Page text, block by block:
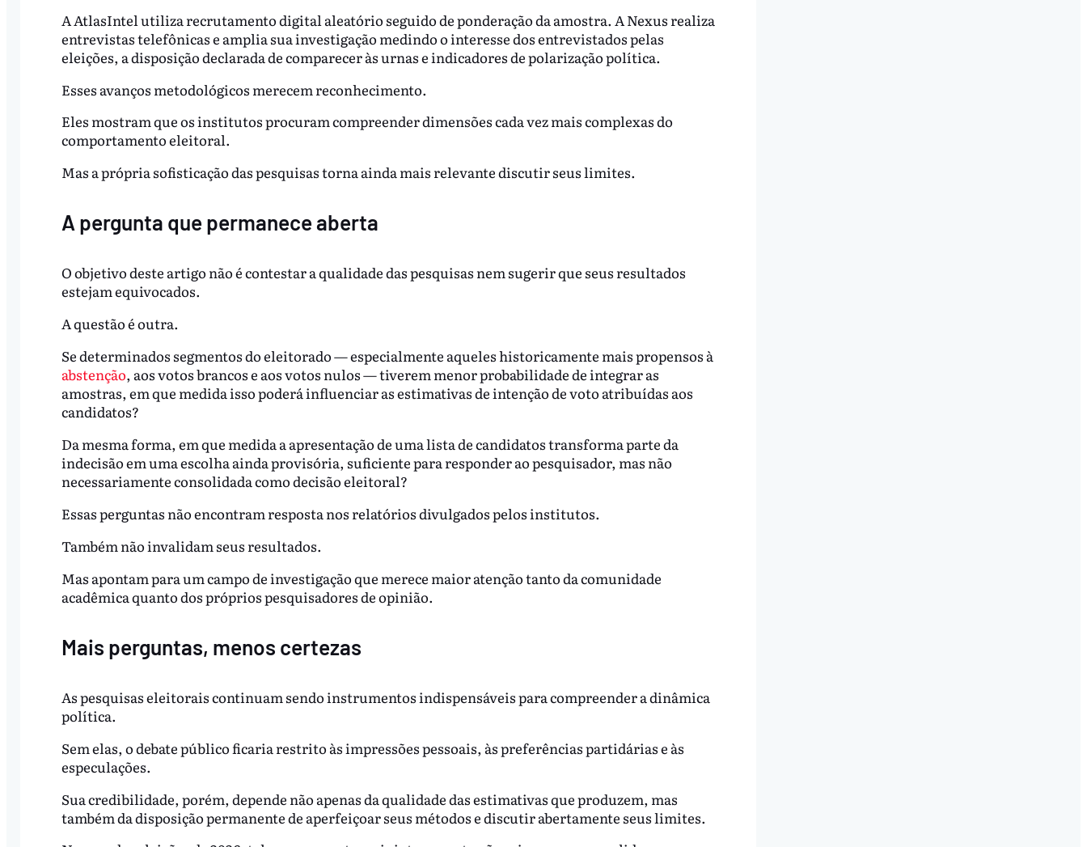
A AtlasIntel utiliza recrutamento digital aleatório seguido de ponderação da amostra. A Nexus realiza
entrevistas telefônicas e amplia sua investigação medindo o interesse dos entrevistados pelas
eleições, a disposição declarada de comparecer às urnas e indicadores de polarização política.
Esses avanços metodológicos merecem reconhecimento.
Eles mostram que os institutos procuram compreender dimensões cada vez mais complexas do
comportamento eleitoral.
Mas a própria sofisticação das pesquisas torna ainda mais relevante discutir seus limites.
A pergunta que permanece aberta
O objetivo deste artigo não é contestar a qualidade das pesquisas nem sugerir que seus resultados
estejam equivocados.
A questão é outra.
Se determinados segmentos do eleitorado — especialmente aqueles historicamente mais propensos à
abstenção, aos votos brancos e aos votos nulos — tiverem menor probabilidade de integrar as
amostras, em que medida isso poderá influenciar as estimativas de intenção de voto atribuídas aos
candidatos?
Da mesma forma, em que medida a apresentação de uma lista de candidatos transforma parte da
indecisão em uma escolha ainda provisória, suficiente para responder ao pesquisador, mas não
necessariamente consolidada como decisão eleitoral?
Essas perguntas não encontram resposta nos relatórios divulgados pelos institutos.
Também não invalidam seus resultados.
Mas apontam para um campo de investigação que merece maior atenção tanto da comunidade
acadêmica quanto dos próprios pesquisadores de opinião.
Mais perguntas, menos certezas
As pesquisas eleitorais continuam sendo instrumentos indispensáveis para compreender a dinâmica
política.
Sem elas, o debate público ficaria restrito às impressões pessoais, às preferências partidárias e às
especulações.
Sua credibilidade, porém, depende não apenas da qualidade das estimativas que produzem, mas
também da disposição permanente de aperfeiçoar seus métodos e discutir abertamente seus limites.